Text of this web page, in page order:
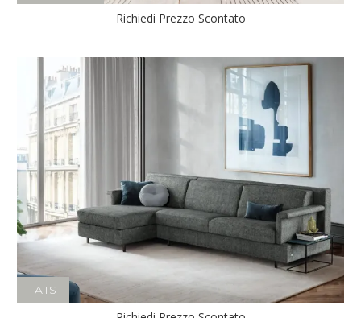
Richiedi Prezzo Scontato
TAIS